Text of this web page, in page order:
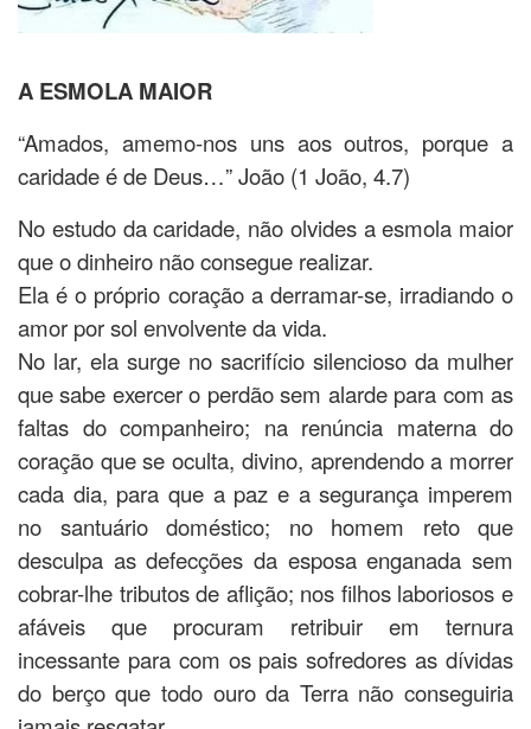
A ESMOLA MAIOR
“Amados, amemo-nos uns aos outros, porque a
caridade é de Deus…” João (1 João, 4.7)
No estudo da caridade, não olvides a esmola maior
que o dinheiro não consegue realizar.
Ela é o próprio coração a derramar-se, irradiando o
amor por sol envolvente da vida.
No lar, ela surge no sacrifício silencioso da mulher
que sabe exercer o perdão sem alarde para com as
faltas do companheiro; na renúncia materna do
coração que se oculta, divino, aprendendo a morrer
cada dia, para que a paz e a segurança imperem
no santuário doméstico; no homem reto que
desculpa as defecções da esposa enganada sem
cobrar-lhe tributos de aflição; nos filhos laboriosos e
afáveis que procuram retribuir em ternura
incessante para com os pais sofredores as dívidas
do berço que todo ouro da Terra não conseguiria